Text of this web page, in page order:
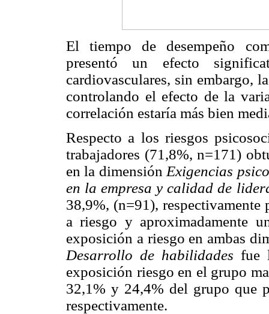
El tiempo de desempeño
presentó un efecto
cardiovasculares, sin embargo,
controlando el efecto de la
correlación estaría más bien
Respecto a los riesgos
trabajadores (71,8%, n=171)
en la dimensión Exigencias
en la empresa y calidad de
38,9%, (n=91),
a riesgo y aproximadamente
exposición a riesgo en ambas
Desarrollo de habilidades fue
exposición riesgo en el grupo
32,1% y 24,4% del grupo que
respectivamente.